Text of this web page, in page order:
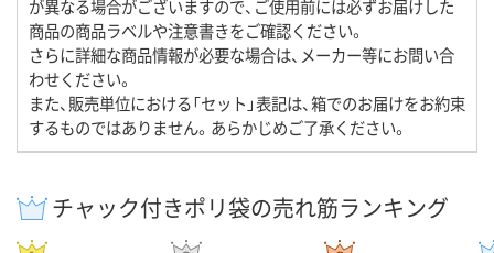
が異なる場合がございますので、ご使用前には必ずお届けした
商品の商品ラベルや注意書きをご確認ください。
さらに詳細な商品情報が必要な場合は、メーカー等にお問い合
わせください。
また、販売単位における「セット」表記は、箱でのお届けをお約束
するものではありません。あらかじめご了承ください。
チャック付きポリ袋の売れ筋ランキング